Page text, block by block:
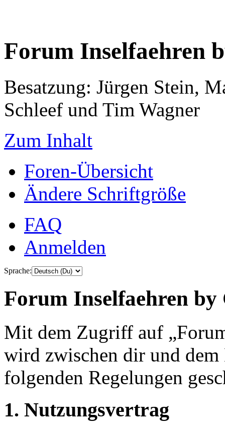
Forum Inselfaehren
Besatzung: Jürgen Stein,
Schleef und Tim Wagner
Zum Inhalt
Foren-Übersicht
Ändere Schriftgröße
FAQ
Anmelden
Sprache:
Forum Inselfaehren
Mit dem Zugriff auf
wird zwischen dir und
folgenden Regelungen
1. Nutzungsvertrag